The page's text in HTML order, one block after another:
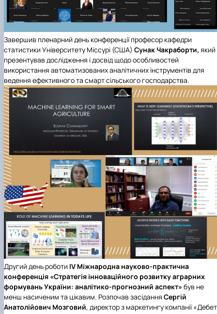
Завершив пленарний день конференціїпрофесор кафедри
статистики Університету Міссурі (США) Сунак Чакраборти, який
презентував дослідження і досвід щодо особливостей
використання автоматизованих аналітичних інструментів для
ведення ефективного та смарт сільського господарства.
Другий день роботи IV Міжнародна науково-практична
конференція «Стратегія інноваційного розвитку аграрних
формувань України: аналітико-прогнозний аспект» був не
менш насиченим та цікавим. Розпочав засідання Сергій
Анатолійович Мозговий, директор з маркетингу компанії «Дебет